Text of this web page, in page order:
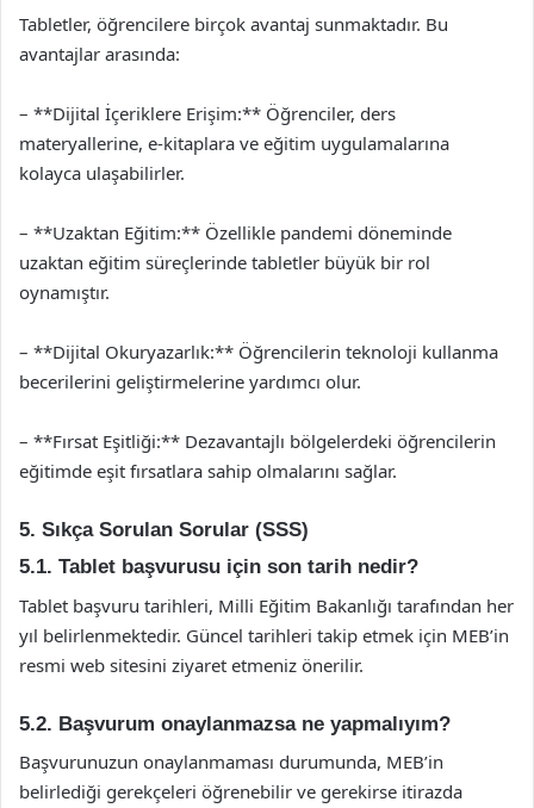
Tabletler, öğrencilere birçok avantaj sunmaktadır. Bu
avantajlar arasında:
– **Dijital İçeriklere Erişim:** Öğrenciler, ders
materyallerine, e-kitaplara ve eğitim uygulamalarına
kolayca ulaşabilirler.
– **Uzaktan Eğitim:** Özellikle pandemi döneminde
uzaktan eğitim süreçlerinde tabletler büyük bir rol
oynamıştır.
– **Dijital Okuryazarlık:** Öğrencilerin teknoloji kullanma
becerilerini geliştirmelerine yardımcı olur.
– **Fırsat Eşitliği:** Dezavantajlı bölgelerdeki öğrencilerin
eğitimde eşit fırsatlara sahip olmalarını sağlar.
5. Sıkça Sorulan Sorular (SSS)
5.1. Tablet başvurusu için son tarih nedir?
Tablet başvuru tarihleri, Milli Eğitim Bakanlığı tarafından her
yıl belirlenmektedir. Güncel tarihleri takip etmek için MEB’in
resmi web sitesini ziyaret etmeniz önerilir.
5.2. Başvurum onaylanmazsa ne yapmalıyım?
Başvurunuzun onaylanmaması durumunda, MEB’in
belirlediği gerekçeleri öğrenebilir ve gerekirse itirazda